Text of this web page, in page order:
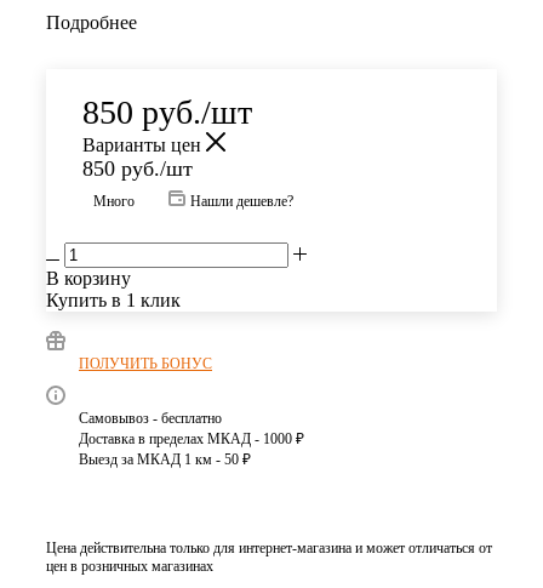
Подробнее
850 руб./шт
Варианты цен
850 руб./шт
Много Нашли дешевле?
В корзину
Купить в 1 клик
ПОЛУЧИТЬ БОНУС
Самовывоз - бесплатно
Доставка в пределах МКАД - 1000 ₽
Выезд за МКАД 1 км - 50 ₽
Цена действительна только для интернет-магазина и может отличаться от
цен в розничных магазинах